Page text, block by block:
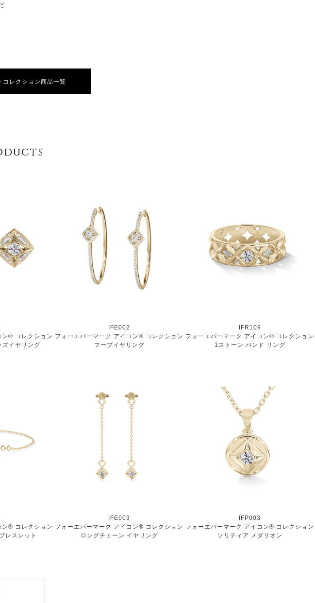
レクション商品一覧
ン® コレクション
ズイヤリング
IFE002
フォーエバーマーク アイコン® コレクション
フープイヤリング
IFR109
フォーエバーマーク アイコン® コレクション
1ストーン バンド リング
ン® コレクション
レスレット
IFE003
フォーエバーマーク アイコン® コレクション
ロングチェーン イヤリング
IFP003
フォーエバーマーク アイコン® コレクション
ソリティア メダリオン